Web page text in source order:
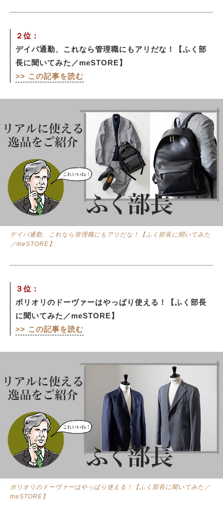
２位：
デイパ通勤、これなら管理職にもアリだな！【ふく部
長に聞いてみた／meSTORE】
>> この記事を読む
デイパ通勤、これなら管理職にもアリだな！【ふく部長に聞いてみた
／meSTORE】
３位：
ボリオリのドーヴァーはやっぱり使える！【ふく部長
に聞いてみた／meSTORE】
>> この記事を読む
ボリオリのドーヴァーはやっぱり使える！【ふく部長に聞いてみた／
meSTORE】